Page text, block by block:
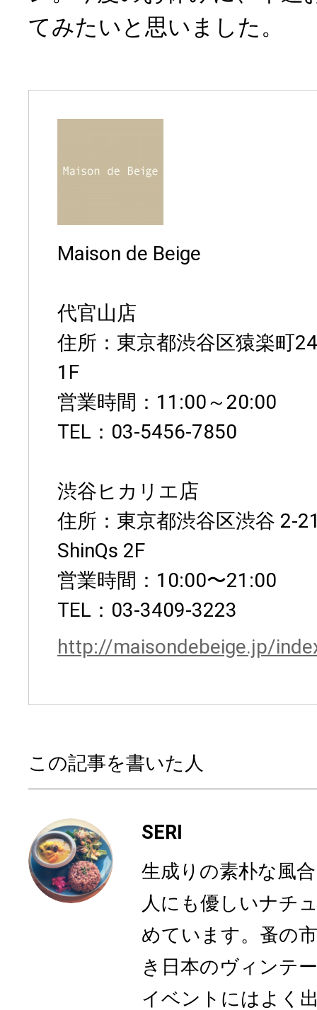
てみたいと思いました。
Maison de Beige
代官山店
住所：東京都渋谷区猿楽町
1F
営業時間：11:00～20:00
TEL：03-5456-7850
渋谷ヒカリエ店
住所：東京都渋谷区渋谷 2-
ShinQs 2F
営業時間：10:00〜21:00
TEL：03-3409-3223
http://maisondebeige.jp/
この記事を書いた人
SERI
生成りの素朴な風
人にも優しいナチ
めています。蚤の
き日本のヴィンテ
イベントにはよく